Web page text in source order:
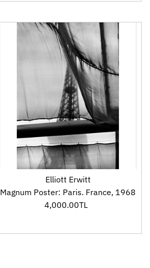
Elliott Erwitt
Magnum Poster: Paris. France, 1968
Fiyat
4,000.00TL